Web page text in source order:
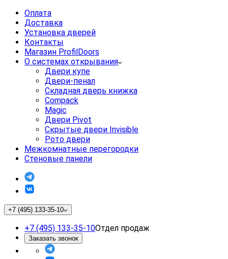
Оплата
Доставка
Установка дверей
Контакты
Магазин ProfilDoors
О системах открывания
Двери купе
Двери-пенал
Складная дверь книжка
Compack
Magic
Двери Pivot
Скрытые двери Invisible
Рото двери
Межкомнатные перегородки
Стеновые панели
+7 (495) 133-35-10
+7 (495) 133-35-10Отдел продаж
Заказать звонок